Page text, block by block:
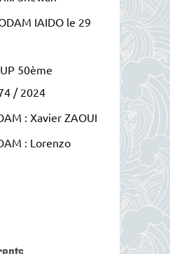
IAIDO le 29
50ème
/ 2024
: Xavier ZAOUI
: Lorenzo